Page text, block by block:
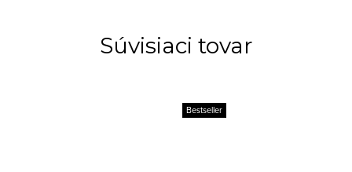
Súvisiaci tovar
Bestseller